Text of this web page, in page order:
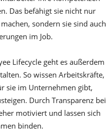
Das befähigt sie nicht nur
sondern sie sind auch
im Job.
Lifecycle geht es außerdem
So wissen Arbeitskräfte,
sie im Unternehmen gibt,
Durch Transparenz bei
motiviert und lassen sich
binden.